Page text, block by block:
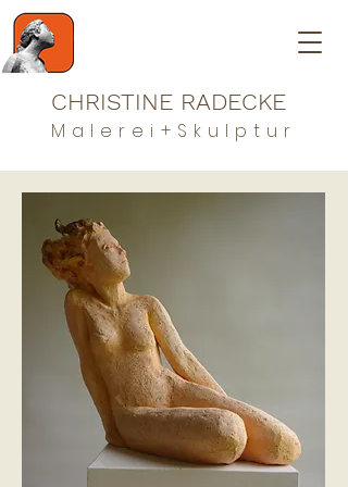
CHRISTINE RADECKE
Malerei+Skulptur